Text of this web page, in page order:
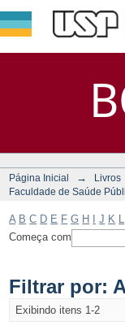
Página Inicial → Livros
Faculdade de Saúde
A B C D E F G H J K
Começa com
Filtrar por:
Exibindo itens 1-2